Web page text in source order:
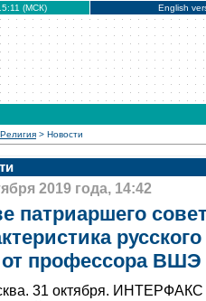
(МСК) English
Религия > Новости
2019 года, 14:42
патриаршего
от профессора ВШЭ
31 октября. ИНТЕРФАКС